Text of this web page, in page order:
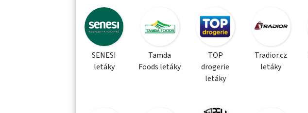
SENESI
letáky
Tamda
Foods letáky
TOP
drogerie
letáky
Tradior.cz
letáky